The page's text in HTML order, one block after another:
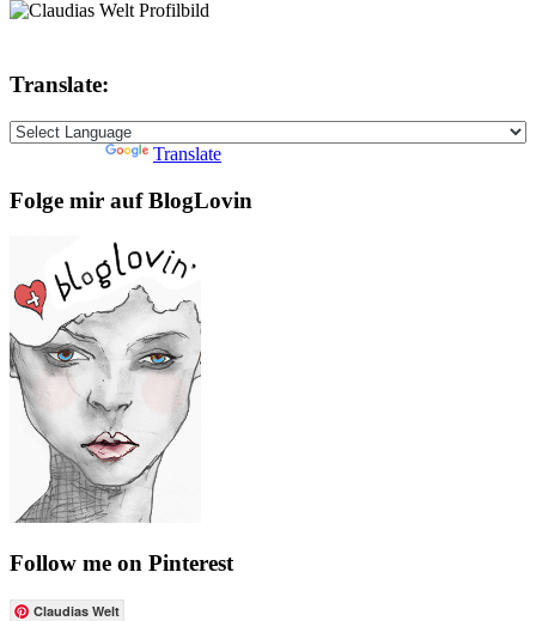
Translate:
Translate
Folge mir auf BlogLovin
Follow me on Pinterest
Claudias Welt